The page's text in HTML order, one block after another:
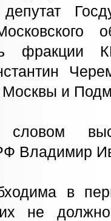
фракции
Москвы и
Владимир
в
не